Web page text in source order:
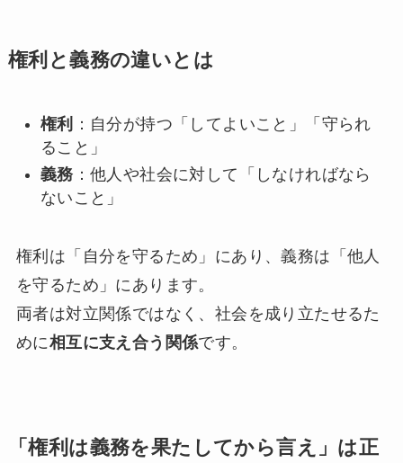
権利と義務の違いとは
権利
：自分が持つ「してよいこと」「守られ
ること」
義務 ：他人や社会に対して「しなければなら
ないこと」
権利は「自分を守るため」にあり、義務は「他人
を守るため」にあります。
両者は対立関係ではなく、社会を成り立たせるた
めに相互に支え合う関係です。
「権利は義務を果たしてから言え」は正